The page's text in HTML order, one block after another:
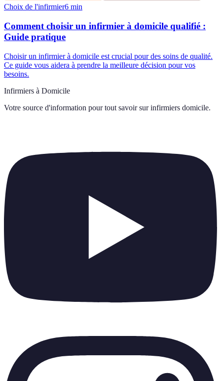
Choix de l'infirmier6 min
Comment choisir un infirmier à domicile qualifié :
Guide pratique
Choisir un infirmier à domicile est crucial pour des soins de qualité.
Ce guide vous aidera à prendre la meilleure décision pour vos
besoins.
Infirmiers à Domicile
Votre source d'information pour tout savoir sur infirmiers domicile.